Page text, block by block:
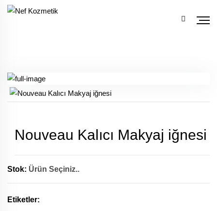
Nouveau Kalıcı Makyaj iğnesi
Stok: Ürün Seçiniz..
Etiketler: